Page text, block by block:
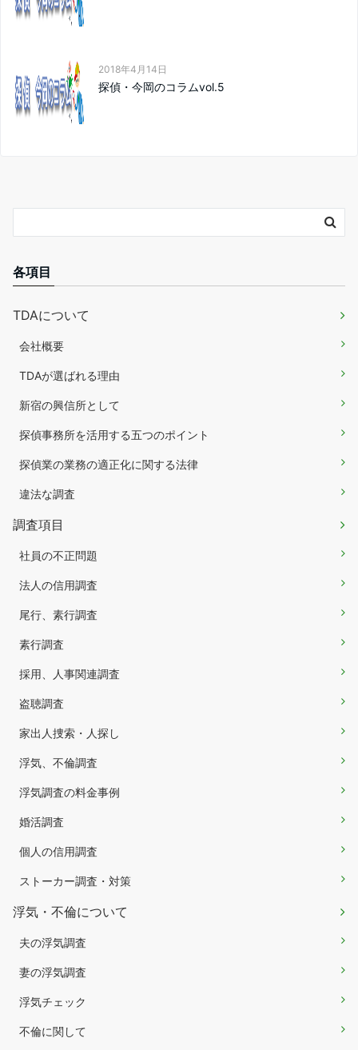
2018年4月14日
探偵・今岡のコラムvol.5
各項目
TDAについて
会社概要
TDAが選ばれる理由
新宿の興信所として
探偵事務所を活用する五つのポイント
探偵業の業務の適正化に関する法律
違法な調査
調査項目
社員の不正問題
法人の信用調査
尾行、素行調査
素行調査
採用、人事関連調査
盗聴調査
家出人捜索・人探し
浮気、不倫調査
浮気調査の料金事例
婚活調査
個人の信用調査
ストーカー調査・対策
浮気・不倫について
夫の浮気調査
妻の浮気調査
浮気チェック
不倫に関して